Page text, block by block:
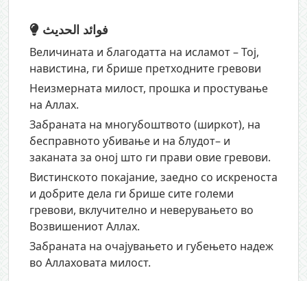
فوائد الحديث
Величината и благодатта на исламот – Тој,
навистина, ги брише претходните гревови
Неизмерната милост, прошка и простување
на Аллах.
Забраната на многубоштвото (ширкот), на
бесправното убивање и на блудот– и
заканата за оној што ги прави овие гревови.
Вистинското покајание, заедно со искреноста
и добрите дела ги брише сите големи
гревови, вклучително и неверувањето во
Возвишениот Аллах.
Забраната на очајувањето и губењето надеж
во Аллаховата милост.